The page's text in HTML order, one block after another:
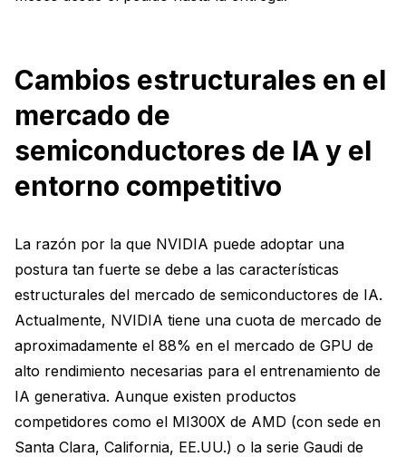
Cambios estructurales en el
mercado de
semiconductores de IA y el
entorno competitivo
La razón por la que NVIDIA puede adoptar una
postura tan fuerte se debe a las características
estructurales del mercado de semiconductores de IA.
Actualmente, NVIDIA tiene una cuota de mercado de
aproximadamente el 88% en el mercado de GPU de
alto rendimiento necesarias para el entrenamiento de
IA generativa. Aunque existen productos
competidores como el MI300X de AMD (con sede en
Santa Clara, California, EE.UU.) o la serie Gaudi de